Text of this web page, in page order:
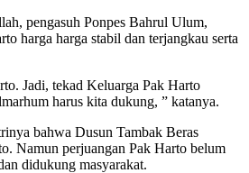
pengasuh Ponpes Bahrul Ulum,
harga harga stabil dan terjangkau serta
Jadi, tekad Keluarga Pak Harto
harus kita dukung, ” katanya.
bahwa Dusun Tambak Beras
Namun perjuangan Pak Harto belum
didukung masyarakat.